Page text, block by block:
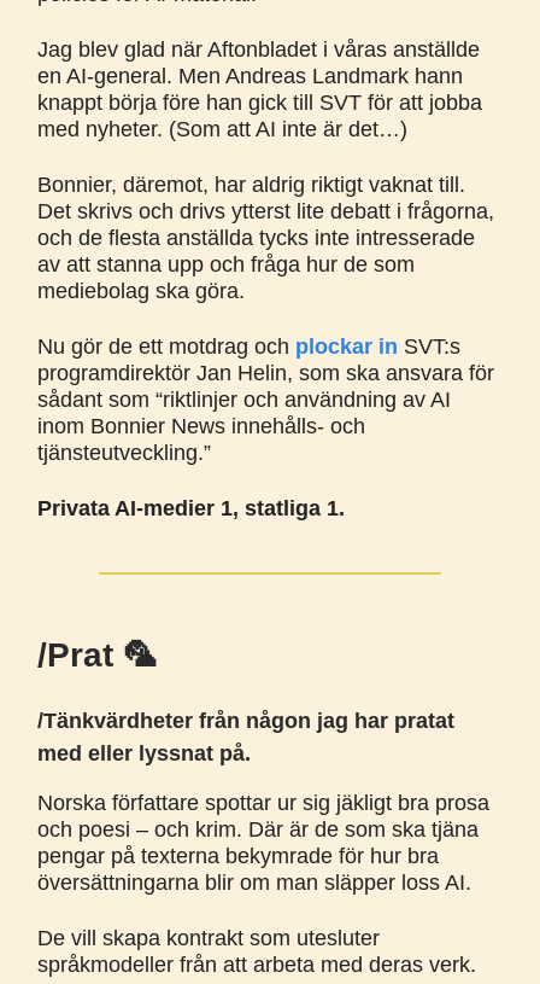
Jag blev glad när Aftonbladet i våras anställde
en AI-general. Men Andreas Landmark hann
knappt börja före han gick till SVT för att jobba
med nyheter. (Som att AI inte är det…)
Bonnier, däremot, har aldrig riktigt vaknat till.
Det skrivs och drivs ytterst lite debatt i frågorna,
och de flesta anställda tycks inte intresserade
av att stanna upp och fråga hur de som
mediebolag ska göra.
Nu gör de ett motdrag och plockar in SVT:s
programdirektör Jan Helin, som ska ansvara för
sådant som “riktlinjer och användning av AI
inom Bonnier News innehålls- och
tjänsteutveckling.”
Privata AI-medier 1, statliga 1.
/Prat 🦜
/Tänkvärdheter från någon jag har pratat
med eller lyssnat på.
Norska författare spottar ur sig jäkligt bra prosa
och poesi – och krim. Där är de som ska tjäna
pengar på texterna bekymrade för hur bra
översättningarna blir om man släpper loss AI.
De vill skapa kontrakt som utesluter
språkmodeller från att arbeta med deras verk.